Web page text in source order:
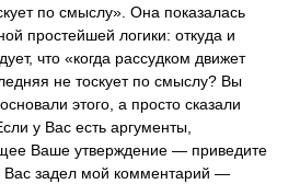
по смыслу». Она показалась
простейшей логики: откуда и
что «когда рассудком движет
не тоскует по смыслу? Вы
этого, а просто сказали
у Вас есть аргументы,
Ваше утверждение — приведите
Вас задел мой комментарий —